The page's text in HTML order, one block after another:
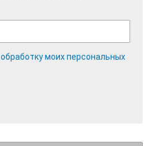
обработку моих персональных